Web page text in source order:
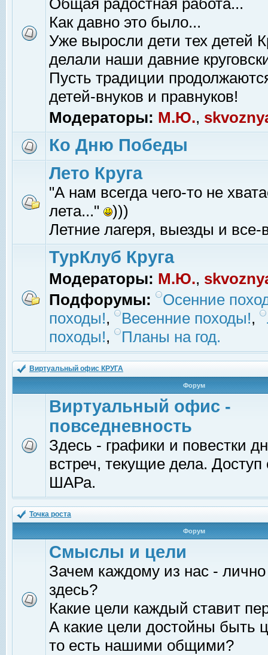
Общая радостная работа...
Как давно это было...
Уже выросли дети тех детей
делали наши давние
Пусть традиции
детей-внуков и правнуков!
Модераторы: М.Ю.,
Ко Дню Победы
Лето Круга
"А нам всегда чего-то не
лета..."
)))
Летние лагеря, выезды и все-
ТурКлуб Круга
Модераторы: М.Ю.,
Подфорумы:
Осенние
походы!, Весенние походы!,
походы!, Планы на год.
Виртуальный офис КРУГА
Форум
Виртуальный офис -
повседневность
Здесь - графики и повестки
встреч, текущие дела.
ШАРа.
Точка роста
Форум
Смыслы и цели
Зачем каждому из нас -
здесь?
Какие цели каждый ставит
А какие цели достойны быть
то есть нашими общими?